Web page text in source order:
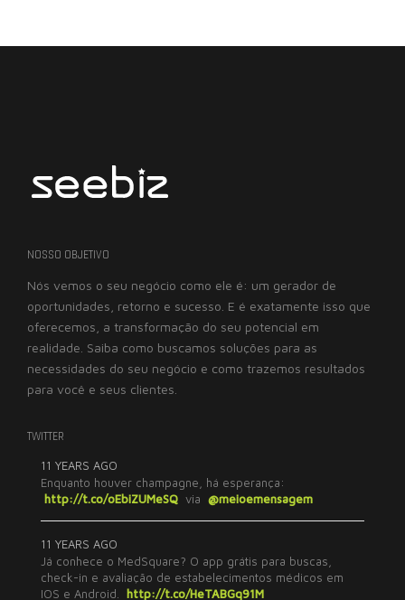
NOSSO OBJETIVO
Nós vemos o seu negócio como ele é: um gerador de
oportunidades, retorno e sucesso. E é exatamente isso que
oferecemos, a transformação do seu potencial em
realidade. Saiba como buscamos soluções para as
necessidades do seu negócio e como trazemos resultados
para você e seus clientes.
TWITTER
11 YEARS AGO
Enquanto houver champagne, há esperança:
http://t.co/oEbiZUMeSQ via @meioemensagem
11 YEARS AGO
Já conhece o MedSquare? O app grátis para buscas,
check-in e avaliação de estabelecimentos médicos em
IOS e Android. http://t.co/HeTABGq91M